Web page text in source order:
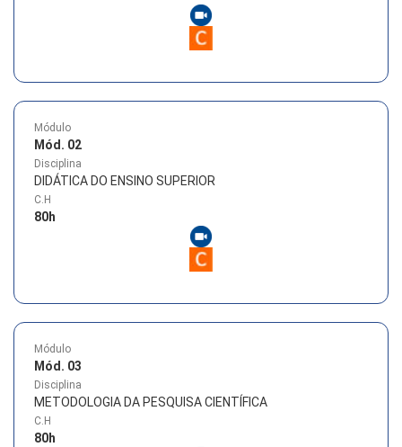
Módulo
Mód. 02
Disciplina
DIDÁTICA DO ENSINO SUPERIOR
C.H
80h
Módulo
Mód. 03
Disciplina
METODOLOGIA DA PESQUISA CIENTÍFICA
C.H
80h